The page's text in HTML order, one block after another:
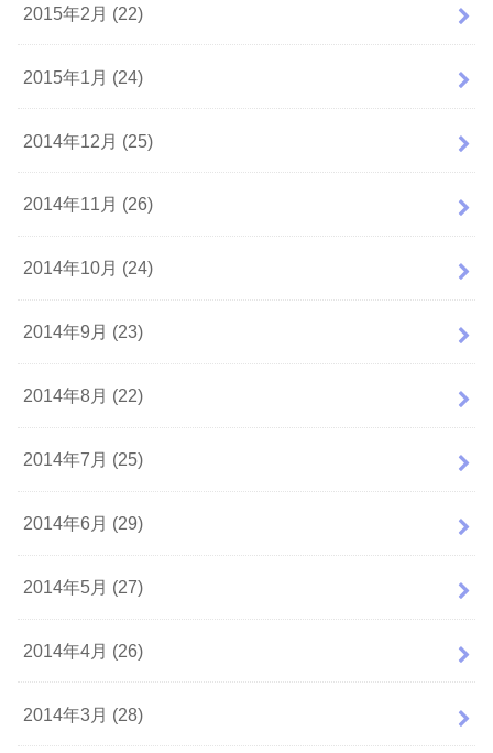
2015年2月 (22)
2015年1月 (24)
2014年12月 (25)
2014年11月 (26)
2014年10月 (24)
2014年9月 (23)
2014年8月 (22)
2014年7月 (25)
2014年6月 (29)
2014年5月 (27)
2014年4月 (26)
2014年3月 (28)